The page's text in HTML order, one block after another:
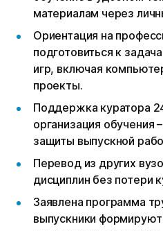
материалам через
Ориентация на
подготовиться к
игр, включая
проекты.
Поддержка куратора
организация обучения
защиты выпускной
Перевод из других
дисциплин без потери
Заявлена программа
выпускники